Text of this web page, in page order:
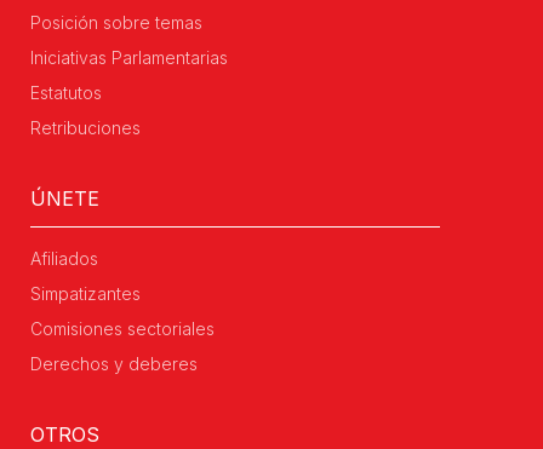
Posición sobre temas
Iniciativas Parlamentarias
Estatutos
Retribuciones
ÚNETE
Afiliados
Simpatizantes
Comisiones sectoriales
Derechos y deberes
OTROS